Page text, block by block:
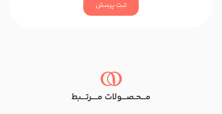
ثبت پرسش
مـــحـصـــولات مــــرتـــبط